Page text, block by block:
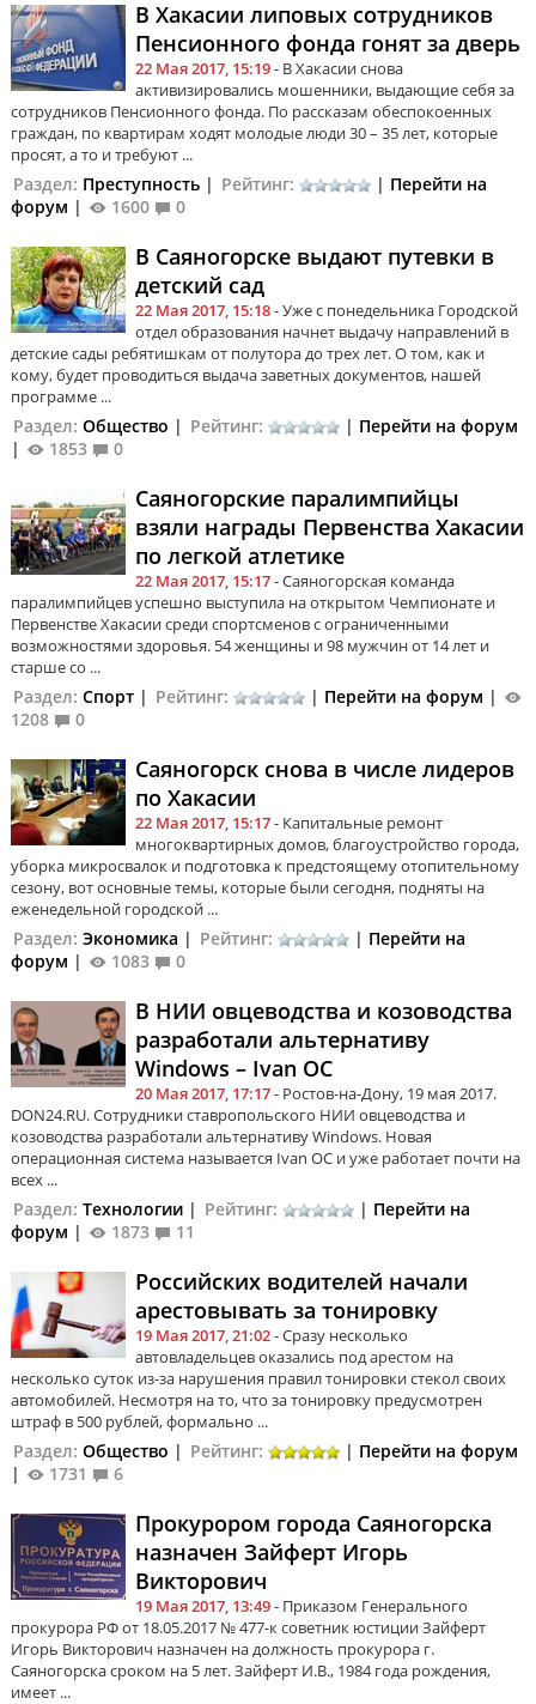
В Хакасии липовых сотрудников
Пенсионного фонда гонят за дверь
22 Мая 2017, 15:19- В Хакасии снова
активизировались мошенники, выдающие себя за
сотрудников Пенсионного фонда. По рассказам обеспокоенных
граждан, по квартирам ходят молодые люди 30 – 35 лет, которые
просят, а то и требуют ...
Раздел: Преступность | Рейтинг: | Перейти на
форум | 1600 0
В Саяногорске выдают путевки в
детский сад
22 Мая 2017, 15:18- Уже с понедельника Городской
отдел образования начнет выдачу направлений в
детские сады ребятишкам от полутора до трех лет. О том, как и
кому, будет проводиться выдача заветных документов, нашей
программе ...
Раздел: Общество | Рейтинг: | Перейти на форум
|
1853 0
Саяногорские паралимпийцы
взяли награды Первенства Хакасии
по легкой атлетике
22 Мая 2017, 15:17- Саяногорская команда
паралимпийцев успешно выступила на открытом Чемпионате и
Первенстве Хакасии среди спортсменов с ограниченными
возможностями здоровья. 54 женщины и 98 мужчин от 14 лет и
старше со ...
Раздел: Спорт | Рейтинг: | Перейти на форум |
1208
0
Саяногорск снова в числе лидеров
по Хакасии
22 Мая 2017, 15:17- Капитальные ремонт
многоквартирных домов, благоустройство города,
уборка микросвалок и подготовка к предстоящему отопительному
сезону, вот основные темы, которые были сегодня, подняты на
еженедельной городской ...
Раздел: Экономика | Рейтинг: | Перейти на
форум | 1083 0
В НИИ овцеводства и козоводства
разработали альтернативу
Windows – Ivan OC
20 Мая 2017, 17:17- Ростов-на-Дону, 19 мая 2017.
DON24.RU. Сотрудники ставропольского НИИ овцеводства и
козоводства разработали альтернативу Windows. Новая
операционная система называется Ivan OC и уже работает почти на
всех ...
Раздел: Технологии | Рейтинг: | Перейти на
форум | 1873 11
Российских водителей начали
арестовывать за тонировку
19 Мая 2017, 21:02- Сразу несколько
автовладельцев оказались под арестом на
несколько суток из-за нарушения правил тонировки стекол своих
автомобилей. Несмотря на то, что за тонировку предусмотрен
штраф в 500 рублей, формально ...
Раздел: Общество | Рейтинг: | Перейти на форум
|
1731 6
Прокурором города Саяногорска
назначен Зайферт Игорь
Викторович
19 Мая 2017, 13:49- Приказом Генерального
прокурора РФ от 18.05.2017 № 477-к советник юстиции Зайферт
Игорь Викторович назначен на должность прокурора г.
Саяногорска сроком на 5 лет. Зайферт И.В., 1984 года рождения,
имеет ...